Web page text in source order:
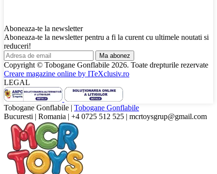
Aboneaza-te la newsletter
Aboneaza-te la newsletter pentru a fi la curent cu ultimele noutati si
reduceri!
Ma abonez
Copyright © Tobogane Gonflabile 2026. Toate drepturile rezervate
Creare magazine online by ITeXclusiv.ro
LEGAL
Tobogane Gonflabile | Tobogane Gonflabile
Bucuresti | Romania | +4 0725 512 525 | mcrtoysgrup@gmail.com